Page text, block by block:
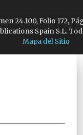
24.100, Folio 172,
Spain S.L.
Mapa del Sitio